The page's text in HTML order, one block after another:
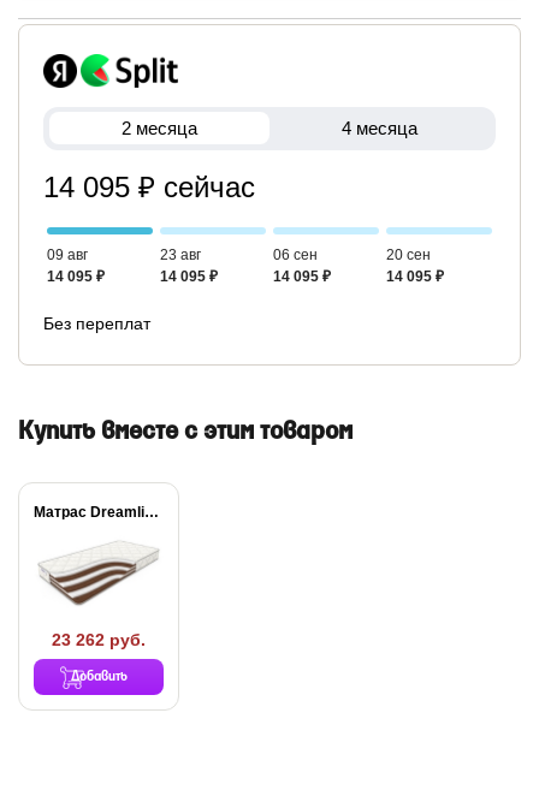
2 месяца 4 месяца
14 095 ₽ сейчас
09 авг
14 095 ₽
23 авг
14 095 ₽
06 сен
14 095 ₽
20 сен
14 095 ₽
Без переплат
Купить вместе с этим товаром
Матрас Dreamline Mix...
23 262 руб.
Добавить